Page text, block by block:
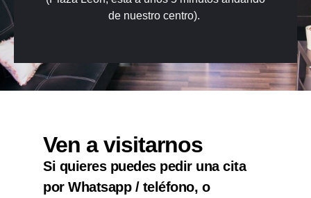
de nuestro centro).
Ven a visitarnos
Si quieres puedes pedir una cita
por Whatsapp / teléfono, o